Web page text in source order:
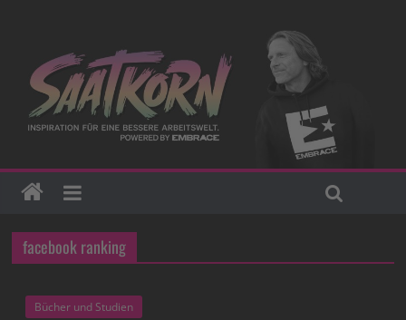
facebook ranking
Bücher und Studien